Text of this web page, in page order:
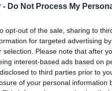
- Do Not Process My
opt-out of the sale, sharing to
for targeted advertising
selection. Please note that after
interest-based ads based on
to third parties prior to
of your personal information
τις συνέπειες της
από το κράτος.
των ασθενών όσον αφορά
καλύπτονται στα
της χώρας με την τακτική
Ιατρεία. Στην